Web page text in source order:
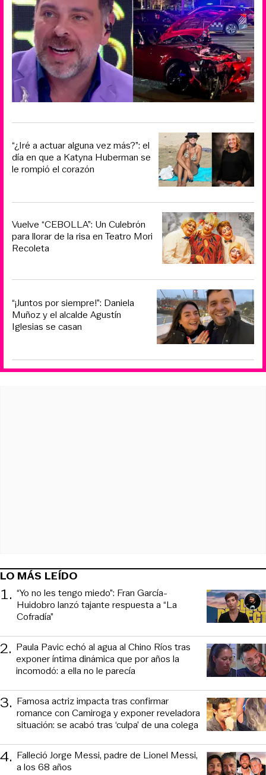
“¿Iré a actuar alguna vez más?”: el
día en que a Katyna Huberman se
le rompió el corazón
Vuelve “CEBOLLA”: Un Culebrón
para llorar de la risa en Teatro Mori
Recoleta
“¡Juntos por siempre!”: Daniela
Muñoz y el alcalde Agustín
Iglesias se casan
LO MÁS LEÍDO
1. “Yo no les tengo miedo”: Fran García-
Huidobro lanzó tajante respuesta a “La
Cofradía”
2. Paula Pavic echó al agua al Chino Ríos tras
exponer íntima dinámica que por años la
incomodó: a ella no le parecía
3. Famosa actriz impacta tras confirmar
romance con Camiroga y exponer reveladora
situación: se acabó tras ‘culpa’ de una colega
4. Falleció Jorge Messi, padre de Lionel Messi,
a los 68 años